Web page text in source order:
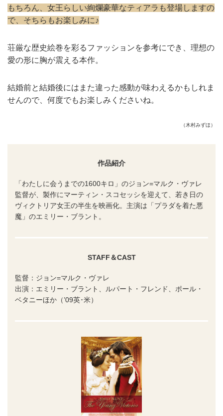
もちろん、女王らしい絢爛豪華なティアラも登場しますの
で、そちらもお楽しみに♪
荘厳な歴史絵巻を彩るファッションを参考にでき、理想の
愛の形に胸が震える本作。
結婚前と結婚後にはまた違った感動が味わえるかもしれま
せんので、何度でもお楽しみくださいね。
（木村みずほ）
作品紹介
「わたしに会うまでの1600キロ」のジョン=マルク・ヴァレ
監督が、製作にマーティン・スコセッシを迎えて、若き日の
ヴィクトリア女王の半生を映画化。主演は「プラダを着た悪
魔」のエミリー・ブラント。
STAFF＆CAST
監督：ジョン=マルク・ヴァレ
出演：エミリー・ブラント、ルパート・フレンド、ポール・
ベタニーほか（’09英･米）